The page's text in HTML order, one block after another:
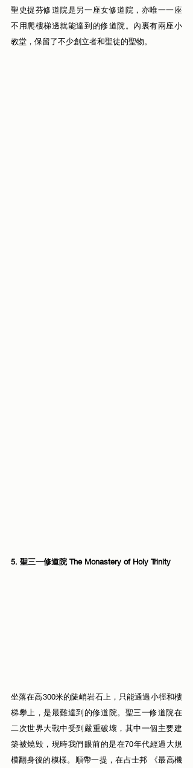
聖史提芬修道院是另一座女修道院，亦唯一一座
不用爬樓梯邊就能達到的修道院。內裏有兩座小
教堂，保留了不少創立者和聖徒的聖物。
5. 聖三一修道院 The Monastery of Holy Trinity
坐落在高300米的陡峭岩石上，只能通過小徑和樓
梯攀上，是最難達到的修道院。聖三一修道院在
二次世界大戰中受到嚴重破壞，其中一個主要建
築被燒毁，現時我們眼前的是在70年代經過大規
模翻身後的模樣。順帶一提，在占士邦 《最高機